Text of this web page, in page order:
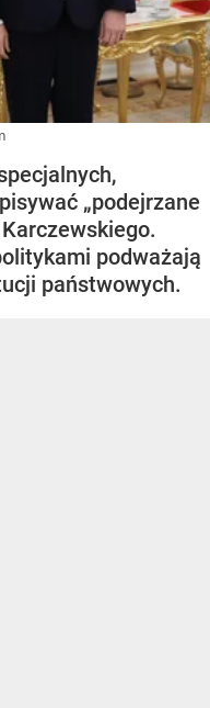
„podejrzane
podważają
państwowych.